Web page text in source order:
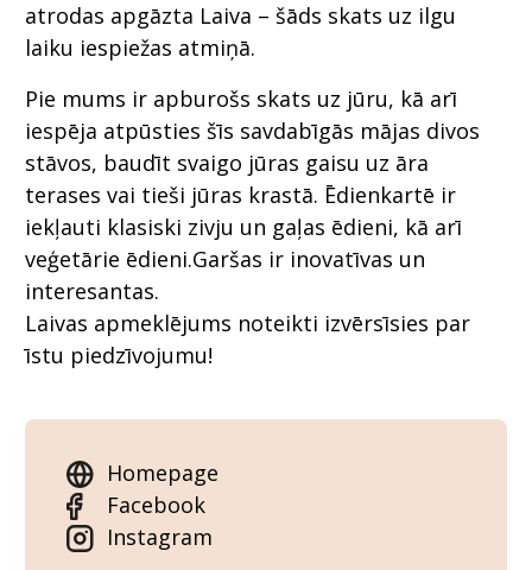
atrodas apgāzta Laiva – šāds skats uz ilgu
laiku iespiežas atmiņā.
Pie mums ir apburošs skats uz jūru, kā arī
iespēja atpūsties šīs savdabīgās mājas divos
stāvos, baudīt svaigo jūras gaisu uz āra
terases vai tieši jūras krastā. Ēdienkartē ir
iekļauti klasiski zivju un gaļas ēdieni, kā arī
veģetārie ēdieni.Garšas ir inovatīvas un
interesantas.
Laivas apmeklējums noteikti izvērsīsies par
īstu piedzīvojumu!
Homepage
Facebook
Instagram